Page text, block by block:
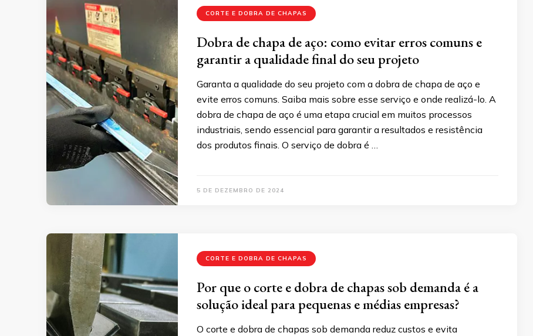
CORTE E DOBRA DE CHAPAS
Dobra de chapa de aço: como evitar erros comuns e
garantir a qualidade final do seu projeto
Garanta a qualidade do seu projeto com a dobra de chapa de aço e
evite erros comuns. Saiba mais sobre esse serviço e onde realizá-lo. A
dobra de chapa de aço é uma etapa crucial em muitos processos
industriais, sendo essencial para garantir a resultados e resistência
dos produtos finais. O serviço de dobra é …
5 DE DEZEMBRO DE 2024
CORTE E DOBRA DE CHAPAS
Por que o corte e dobra de chapas sob demanda é a
solução ideal para pequenas e médias empresas?
O corte e dobra de chapas sob demanda reduz custos e evita